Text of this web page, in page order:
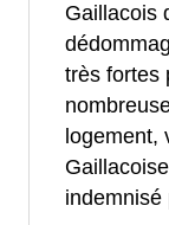
Gaillacois
très fortes
logement,
indemnisé